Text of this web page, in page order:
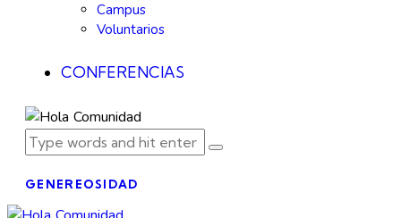
Campus
Voluntarios
CONFERENCIAS
GENEREOSIDAD